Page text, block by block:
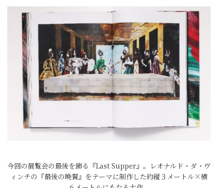
今回の展覧会の最後を飾る『Last Supper』。レオナルド・ダ・ヴ
ィンチの『最後の晩餐』をテーマに制作した約縦３メートル×横